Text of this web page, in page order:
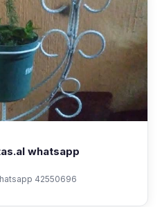
whatsapp
42550696